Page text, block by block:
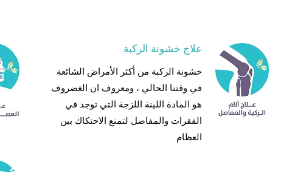
علاج خشونة الركبة
خشونة الركبة من أكثر الأمراض الشائعة
في وقتنا الحالي ، ومعروف ان الغضروف
هو المادة اللينة اللزجة التي توجد في
الفقرات والمفاصل لتمنع الاحتكاك بين
العظام